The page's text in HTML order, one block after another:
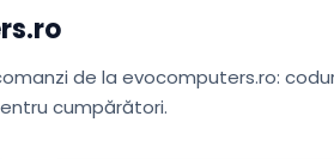
de la evocomputers.ro:
cumpărători.